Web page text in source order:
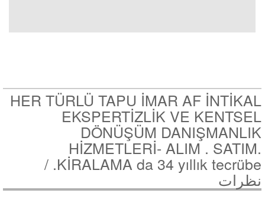
HER TÜRLÜ TAPU İMAR AF İNTİKAL
EKSPERTİZLİK VE KENTSEL
DÖNÜŞÜM DANIŞMANLIK
HİZMETLERİ- ALIM . SATIM.
KİRALAMA da 34 yıllık tecrübe. /
نظرات